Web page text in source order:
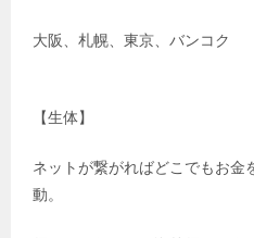
大阪、札幌、東京、バンコク
【生体】
ネットが繋がればどこでもお金
動。